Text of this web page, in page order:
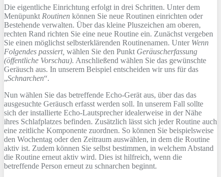
Die eigentliche Einrichtung erfolgt in drei Schritten. Unter dem
MenüpunktRoutinen können Sie neue Routinen einrichten oder
Bestehende verwalten. Über das kleine Pluszeichen am oberen,
rechten Rand richten Sie eine neue Routine ein. Zunächst vergeben
Sie einen möglichst selbsterklärenden Routinenamen. Unter Wenn
Folgendes passiert, wählen Sie den Punkt Geräuscherfassung
(öffentliche Vorschau). Anschließend wählen Sie das gewünschte
Geräusch aus. In unserem Beispiel entscheiden wir uns für das
„Schnarchen“.
Nun wählen Sie das betreffende Echo-Gerät aus, über das das
ausgesuchte Geräusch erfasst werden soll. In unserem Fall sollte
sich der installierte Echo-Lautsprecher idealerweise in der Nähe
ihres Schlafplatzes befinden. Zusätzlich lässt sich jeder Routine auch
eine zeitliche Komponente zuordnen. So können Sie beispielsweise
den Wochentag oder den Zeitraum auswählen, in dem die Routine
aktiv ist. Zudem können Sie selbst bestimmen, in welchem Abstand
die Routine erneut aktiv wird. Dies ist hilfreich, wenn die
betreffende Person erneut zu schnarchen beginnt.